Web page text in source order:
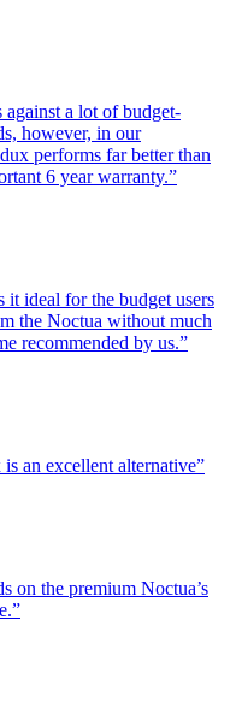
a lot of budget-
however, in our
performs far better than
6 year warranty.”
it ideal for the budget users
the Noctua without much
recommended by us.”
an excellent alternative”
on the premium Noctua’s